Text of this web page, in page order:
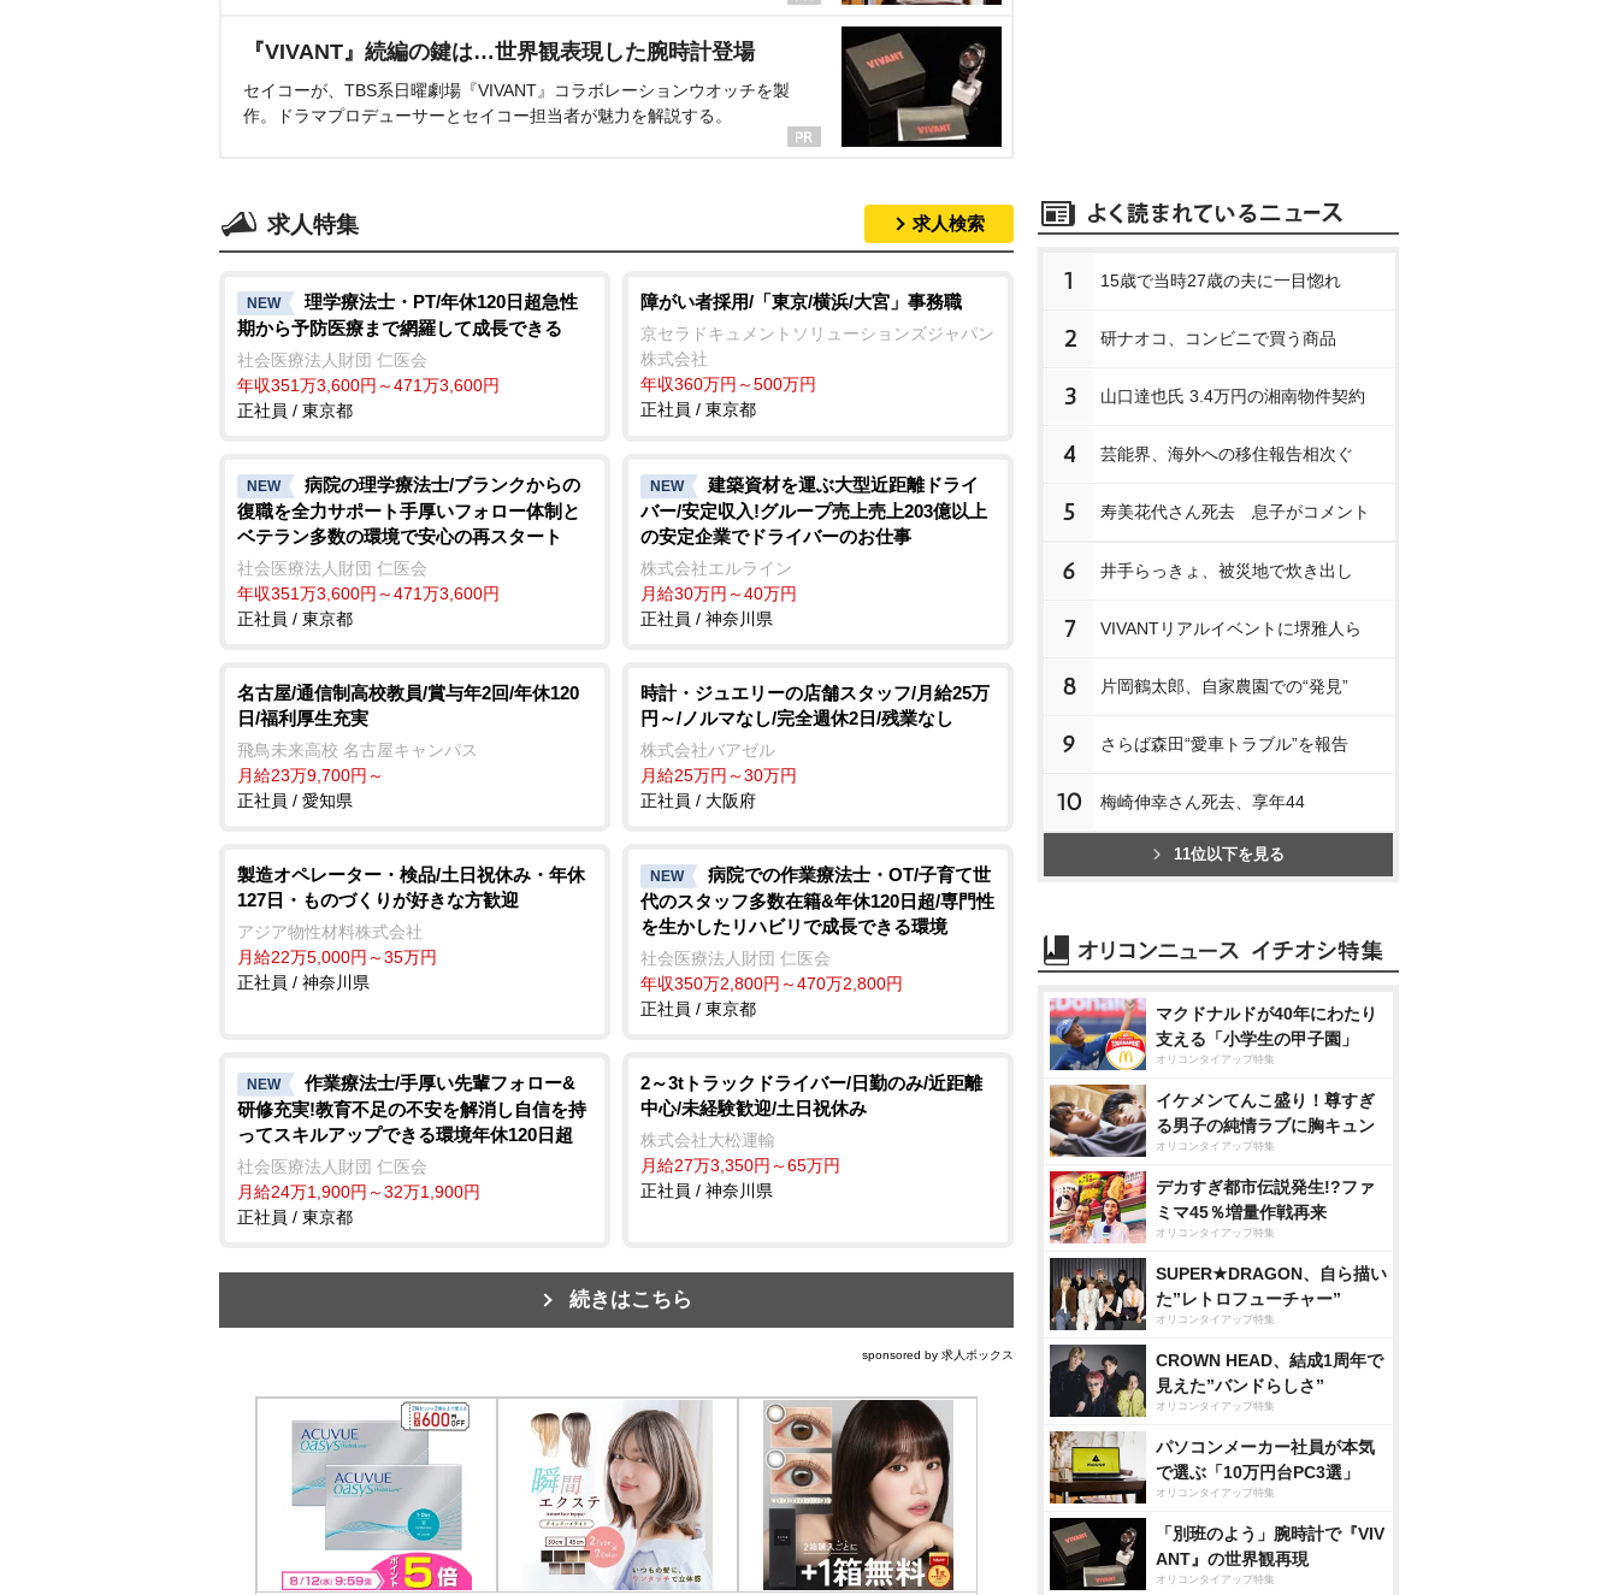
『VIVANT』続編の鍵は…世界観表現した腕時計登場
セイコーが、TBS系日曜劇場『VIVANT』コラボレーションウオッチを製
作。ドラマプロデューサーとセイコー担当者が魅力を解説する。
求人特集 求人検索
NEW
理学療法士・PT/年休120日超急性
期から予防医療まで網羅して成長できる
社会医療法人財団 仁医会
年収351万3,600円～471万3,600円
正社員 / 東京都
障がい者採用/「東京/横浜/大宮」事務職
京セラドキュメントソリューションズジャパン
株式会社
年収360万円～500万円
正社員 / 東京都
NEW
病院の理学療法士/ブランクからの
復職を全力サポート手厚いフォロー体制と
ベテラン多数の環境で安心の再スタート
社会医療法人財団 仁医会
年収351万3,600円～471万3,600円
正社員 / 東京都
NEW
建築資材を運ぶ大型近距離ドライ
バー/安定収入!グループ売上売上203億以上
の安定企業でドライバーのお仕事
株式会社エルライン
月給30万円～40万円
正社員 / 神奈川県
名古屋/通信制高校教員/賞与年2回/年休120
日/福利厚生充実
飛鳥未来高校 名古屋キャンパス
月給23万9,700円～
正社員 / 愛知県
時計・ジュエリーの店舗スタッフ/月給25万
円～/ノルマなし/完全週休2日/残業なし
株式会社バアゼル
月給25万円～30万円
正社員 / 大阪府
製造オペレーター・検品/土日祝休み・年休
127日・ものづくりが好きな方歓迎
アジア物性材料株式会社
月給22万5,000円～35万円
正社員 / 神奈川県
NEW
病院での作業療法士・OT/子育て世
代のスタッフ多数在籍&年休120日超/専門性
を生かしたリハビリで成長できる環境
社会医療法人財団 仁医会
年収350万2,800円～470万2,800円
正社員 / 東京都
NEW
作業療法士/手厚い先輩フォロー&
研修充実!教育不足の不安を解消し自信を持
ってスキルアップできる環境年休120日超
社会医療法人財団 仁医会
月給24万1,900円～32万1,900円
正社員 / 東京都
2～3tトラックドライバー/日勤のみ/近距離
中心/未経験歓迎/土日祝休み
株式会社大松運輸
月給27万3,350円～65万円
正社員 / 神奈川県
続きはこちら
sponsored by 求人ボックス
1 15歳で当時27歳の夫に一目惚れ
2 研ナオコ、コンビニで買う商品
3 山口達也氏 3.4万円の湘南物件契約
4 芸能界、海外への移住報告相次ぐ
5 寿美花代さん死去 息子がコメント
6 井手らっきょ、被災地で炊き出し
7 VIVANTリアルイベントに堺雅人ら
8 片岡鶴太郎、自家農園での“発見”
9 さらば森田“愛車トラブル”を報告
10 梅崎伸幸さん死去、享年44
11位以下を見る
マクドナルドが40年にわたり
支える「小学生の甲子園」
オリコンタイアップ特集
イケメンてんこ盛り！尊すぎ
る男子の純情ラブに胸キュン
オリコンタイアップ特集
デカすぎ都市伝説発生!?ファ
ミマ45％増量作戦再来
オリコンタイアップ特集
SUPER★DRAGON、自ら描い
た”レトロフューチャー”
オリコンタイアップ特集
CROWN HEAD、結成1周年で
見えた”バンドらしさ”
オリコンタイアップ特集
パソコンメーカー社員が本気
で選ぶ「10万円台PC3選」
オリコンタイアップ特集
「別班のよう」腕時計で『VIV
ANT』の世界観再現
オリコンタイアップ特集